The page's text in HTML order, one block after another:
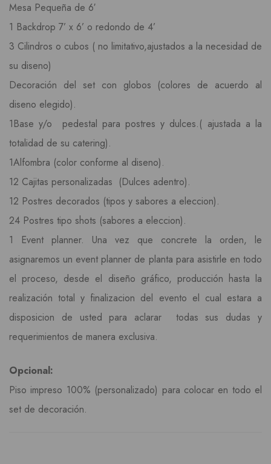
Mesa Pequeña de 6′
1 Backdrop 7’ x 6’ o redondo de 4’
3 Cilindros o cubos ( no limitativo,ajustados a la necesidad de
su diseno)
Decoración del set con globos (colores de acuerdo al
diseno elegido).
1Base y/o pedestal para postres y dulces.( ajustada a la
totalidad de su catering).
1Alfombra (color conforme al diseno).
12 Cajitas personalizadas (Dulces adentro).
12 Postres decorados (tipos y sabores a eleccion).
24 Postres tipo shots (sabores a eleccion).
1 Event planner. Una vez que concrete la orden, le
asignaremos un event planner de planta para asistirle en todo
el proceso, desde el diseño gráfico, producción hasta la
realización total y finalizacion del evento el cual estara a
disposicion de usted para aclarar todas sus dudas y
requerimientos de manera exclusiva.
Opcional:
Piso impreso 100% (personalizado) para colocar en todo el
set de decoración.